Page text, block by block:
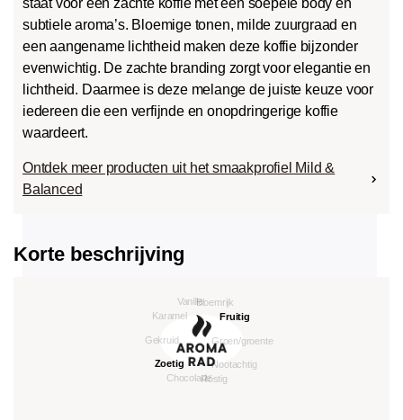
staat voor een zachte koffie met een soepele body en
subtiele aroma’s. Bloemige tonen, milde zuurgraad en
een aangename lichtheid maken deze koffie bijzonder
evenwichtig. De zachte branding zorgt voor elegantie en
lichtheid. Daarmee is deze melange de juiste keuze voor
iedereen die een verfijnde en onopdringerige koffie
waardeert.
Ontdek meer producten uit het smaakprofiel Mild &
Balanced
Korte beschrijving